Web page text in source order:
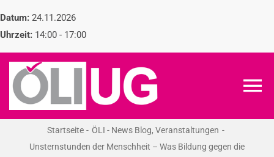
Datum: 24.11.2026
Uhrzeit: 14:00 - 17:00
Startseite ÖLI - News Blog Veranstaltungen
Unsternstunden der Menschheit – Was Bildung gegen die